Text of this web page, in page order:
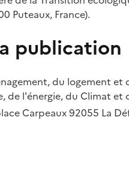
Puteaux, France).
publication
du logement
de l'énergie, du Climat et
Carpeaux 92055 La